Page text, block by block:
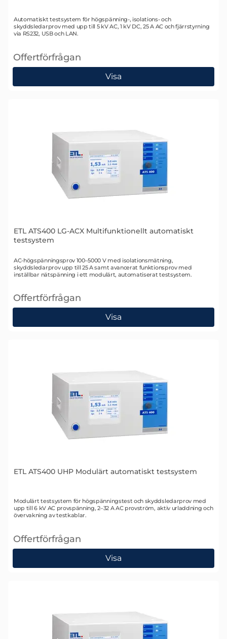
Art. nr 2343
Automatiskt testsystem för högspänning-, isolations- och
skyddsledarprov med upp till 5 kV AC, 1 kV DC, 25 A AC och fjärrstyrning
via RS232, USB och LAN.
Offertförfrågan
, ETL ATS400 MT Automatiskt testsystem
Visa
ETL ATS400 LG-ACX Multifunktionellt automatiskt
testsystem
Art. nr 2342
AC-högspänningsprov 100–5000 V med isolationsmätning,
skyddsledarprov upp till 25 A samt avancerat funktionsprov med
inställbar nätspänning i ett modulärt, automatiserat testsystem.
Offertförfrågan
, ETL ATS400 LG-ACX Multifunktionellt automatiskt
Visa
ETL ATS400 UHP Modulärt automatiskt testsystem
Art. nr 2341
Modulärt testsystem för högspänningstest och skyddsledarprov med
upp till 6 kV AC provspänning, 2–32 A AC provström, aktiv urladdning och
övervakning av testkablar.
Offertförfrågan
, ETL ATS400 UHP Modulärt automatiskt testsystem
Visa